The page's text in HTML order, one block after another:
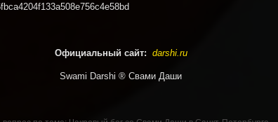
Официальный сайт: darshi.ru
Swami Darshi ® Свами Даши